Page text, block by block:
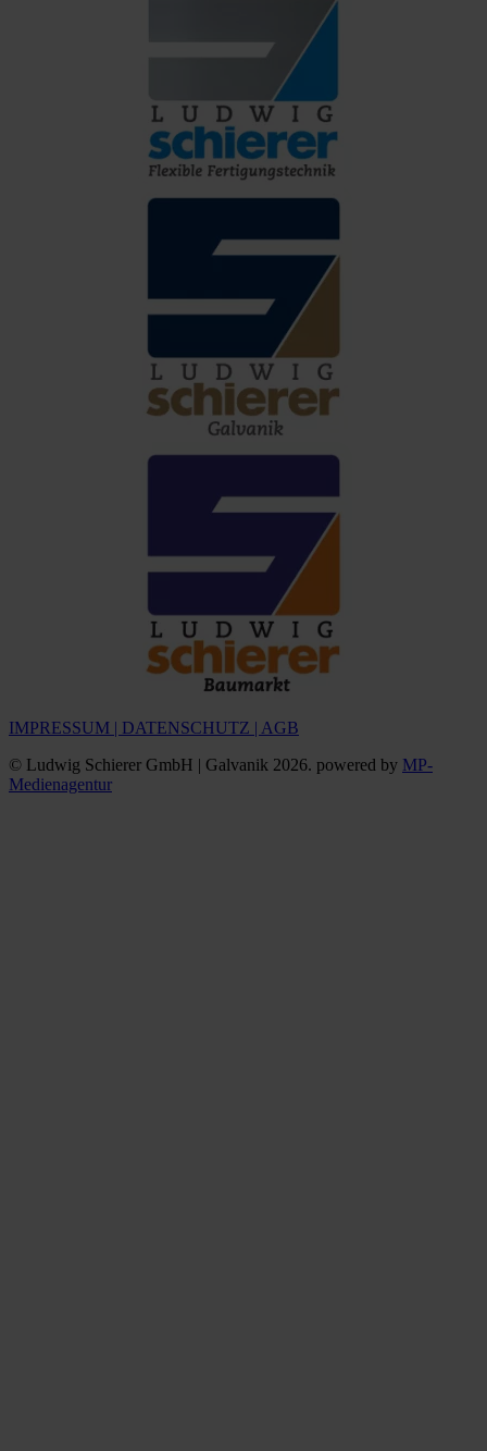
IMPRESSUM | DATENSCHUTZ | AGB
© Ludwig Schierer GmbH | Galvanik 2026. powered by MP-
Medienagentur